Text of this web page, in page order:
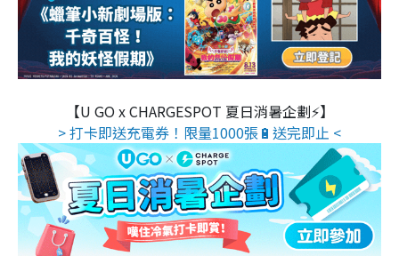
【U GO x CHARGESPOT 夏日消暑企劃⚡】
> 打卡即送充電券！限量1000張🔋送完即止 <